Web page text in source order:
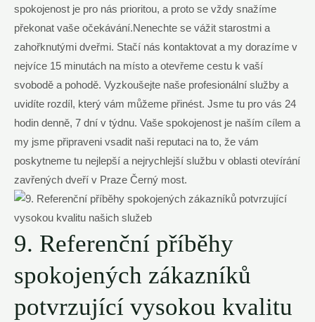
spokojenost je pro nás prioritou, a proto se vždy snažíme
překonat vaše očekávání.Nenechte se vážit starostmi a
zahořknutými dveřmi. Stačí nás kontaktovat a my dorazíme v
nejvíce 15 minutách na místo a otevřeme cestu k vaší
svobodě a pohodě. Vyzkoušejte naše profesionální služby a
uvidíte rozdíl, který vám můžeme přinést. Jsme tu pro vás 24
hodin denně, 7 dní v týdnu. Vaše spokojenost je naším cílem a
my jsme připraveni vsadit naši reputaci na to, že vám
poskytneme tu nejlepší a nejrychlejší službu v oblasti otevírání
zavřených dveří v Praze Černý most.
9. Referenční příběhy
spokojených zákazníků
potvrzující vysokou kvalitu